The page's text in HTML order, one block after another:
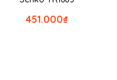
₫
451.000